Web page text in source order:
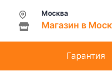
Москва
Магазин в
Гарантия